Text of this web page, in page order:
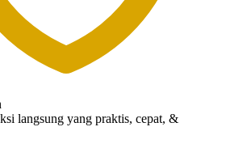
langsung yang praktis, cepat, &